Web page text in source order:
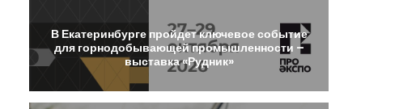
В Екатеринбурге пройдетключевоесобытие
для горнодобывающейпромышленности –
выставка«Рудник»